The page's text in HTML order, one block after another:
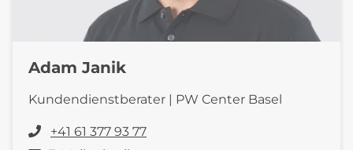
Adam Janik
Kundendienstberater | PW Center Basel
+41 61 377 93 77